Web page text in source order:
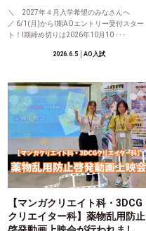
＼ 2027年４月入学希望のみなさんへ
／ 6/1(月)からⅠ期AOエントリー受付スター
ト！Ⅰ期締め切りは2026年10月10 ･･･
2026.6.5│AO入試
【マンガクリエイト科・3DCG
クリエイター科】薬物乱用防止